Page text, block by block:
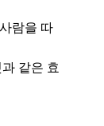
람을 따
같은 효